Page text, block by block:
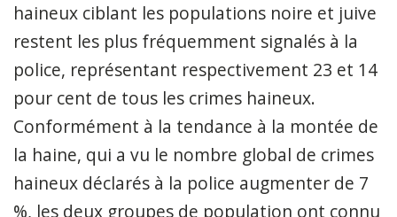
haineux ciblant les populations noire et juive
restent les plus fréquemment signalés à la
police, représentant respectivement 23 et 14
pour cent de tous les crimes haineux.
Conformément à la tendance à la montée de
la haine, qui a vu le nombre global de crimes
haineux déclarés à la police augmenter de 7
%, les deux groupes de population ont connu